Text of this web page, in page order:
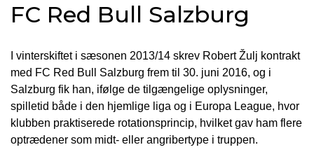
FC Red Bull Salzburg
I vinterskiftet i sæsonen 2013/14 skrev Robert Žulj kontrakt
med FC Red Bull Salzburg frem til 30. juni 2016, og i
Salzburg fik han, ifølge de tilgængelige oplysninger,
spilletid både i den hjemlige liga og i Europa League, hvor
klubben praktiserede rotationsprincip, hvilket gav ham flere
optrædener som midt- eller angribertype i truppen.